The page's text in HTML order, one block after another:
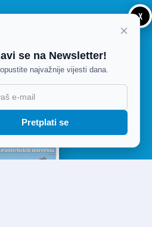
X
×
se na Newsletter!
najvažnije vijesti dana.
Pretplati se